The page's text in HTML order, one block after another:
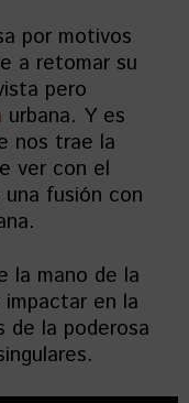
por motivos
a retomar su
pero
urbana. Y es
nos trae la
ver con el
fusión con
la mano de la
en la
de la poderosa